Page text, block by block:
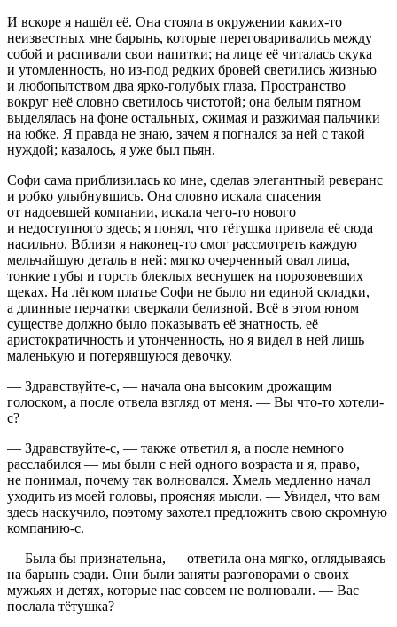
И вскоре я нашёл её. Она стояла в окружении каких-то
неизвестных мне барынь, которые переговаривались между
собой и распивали свои напитки; на лице её читалась скука
и утомленность, но из-под редких бровей светились жизнью
и любопытством два ярко-голубых глаза. Пространство
вокруг неё словно светилось чистотой; она белым пятном
выделялась на фоне остальных, сжимая и разжимая пальчики
на юбке. Я правда не знаю, зачем я погнался за ней с такой
нуждой; казалось, я уже был пьян.
Софи сама приблизилась ко мне, сделав элегантный реверанс
и робко улыбнувшись. Она словно искала спасения
от надоевшей компании, искала чего-то нового
и недоступного здесь; я понял, что тётушка привела её сюда
насильно. Вблизи я наконец-то смог рассмотреть каждую
мельчайшую деталь в ней: мягко очерченный овал лица,
тонкие губы и горсть блеклых веснушек на порозовевших
щеках. На лёгком платье Софи не было ни единой складки,
а длинные перчатки сверкали белизной. Всё в этом юном
существе должно было показывать её знатность, её
аристократичность и утонченность, но я видел в ней лишь
маленькую и потерявшуюся девочку.
— Здравствуйте-с, — начала она высоким дрожащим
голоском, а после отвела взгляд от меня. — Вы что-то хотели-
с?
— Здравствуйте-с, — также ответил я, а после немного
расслабился — мы были с ней одного возраста и я, право,
не понимал, почему так волновался. Хмель медленно начал
уходить из моей головы, проясняя мысли. — Увидел, что вам
здесь наскучило, поэтому захотел предложить свою скромную
компанию-с.
— Была бы признательна, — ответила она мягко, оглядываясь
на барынь сзади. Они были заняты разговорами о своих
мужьях и детях, которые нас совсем не волновали. — Вас
послала тётушка?